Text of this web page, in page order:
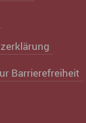
Barrierefreiheit